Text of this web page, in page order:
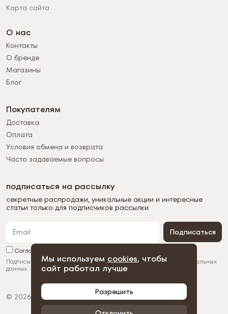
Мы используем cookies, чтобы
сайт работал лучше
Разрешить
Карта сайта
О нас
Контакты
О бренде
Магазины
Блог
Покупателям
Доставка
Оплата
Условия обмена и возврата
Часто задаваемые вопросы
подписаться на рассылку
секретные распродажи, уникальные акции и интересные
статьи только для подписчиков рассылки
Подписаться
Согласен с обработкой персональных данных
Подписываясь на рассылку, вы соглашаетесь с обработкой персональных
данных
© 2026 Duman
Политика конфиденциальности
Пользовательское соглашение